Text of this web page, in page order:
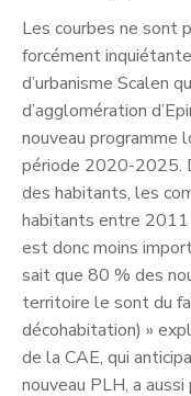
Les courbes ne sont
forcément
d’urbanisme Scalen
d’agglomération
nouveau programme
période 2020-2025.
des habitants, les
habitants entre
est donc moins
sait que 80 % des
territoire le sont du
décohabitation) »
de la CAE, qui
nouveau PLH, a